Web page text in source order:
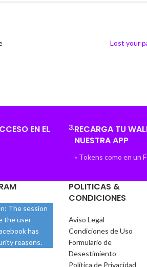
Lost your
EN EL
3.RECARGA TU
NUESTRA APP
» Tokens como en un
The session
the user
has
reasons.
POLITICAS &
CONDICIONES
Aviso Legal
Condiciones de Uso
Formulario de
Desestimiento
Política de Privacidad